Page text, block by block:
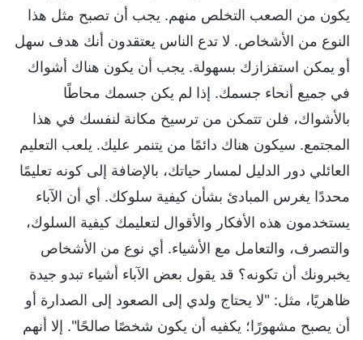
يكون من الصعب التخلص منهم. يجب أن تصبح مثل هذا
النوع من الأشخاص. لا تدع الناس يعتقدون أنك هدف سهل
أو يمكن استفزازك بسهولة. يجب أن يكون هناك أشواك
في جميع أنحاء جسمك. إذا لم يكن جسمك محاطًا
بالأشواك، فلن تتمكن من ترسيخ مكانة لنفسك في هذا
المجتمع. سيكون هناك دائمًا من يتنمر عليك. يلعب التعليم
العائلي دور الدليل لمسار حياتك، بالإضافة إلى كونه تعليمًا
محددًا يغرس المبادئ بشأن كيفية سلوكك. أي أن الآباء
يستخدمون هذه الأفكار والأقوال لتعليمك كيفية السلوك،
والتصرف، والتعامل مع الأشياء. أي نوع من الأشخاص
يخبرونك أن تكونه؟ قد يقول بعض الآباء أشياء تبدو جيدة
ظاهريًا، مثل: "لا يحتاج ولدي إلى الصعود إلى الصدارة أو
أن يصبح مشهورًا؛ يكفيه أن يكون شخصًا صالحًا". إلا أنهم